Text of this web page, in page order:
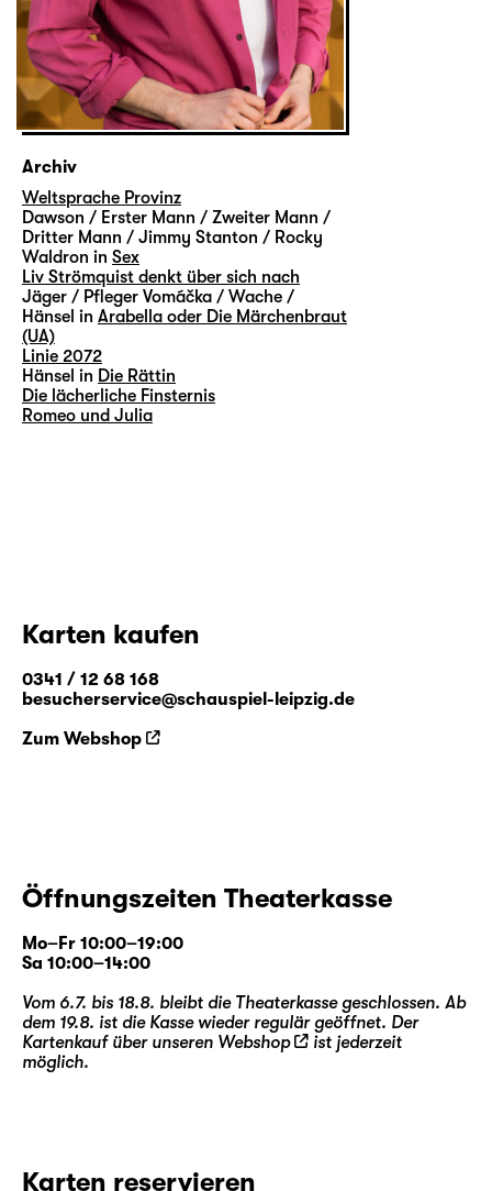
Archiv
Weltsprache Provinz
Dawson / Erster Mann / Zweiter Mann /
Dritter Mann / Jimmy Stanton / Rocky
Waldron in Sex
Liv Strömquist denkt über sich nach
Jäger / Pfleger Vomáčka / Wache /
Hänsel in Arabella oder Die Märchenbraut
(UA)
Linie 2072
Hänsel in Die Rättin
Die lächerliche Finsternis
Romeo und Julia
Karten kaufen
0341 / 12 68 168
besucherservice@schauspiel-leipzig.de
Zum Webshop
Öffnungszeiten Theaterkasse
Mo–Fr 10:00–19:00
Sa 10:00–14:00
Vom 6.7. bis 18.8. bleibt die Theaterkasse geschlossen. Ab
dem 19.8. ist die Kasse wieder regulär geöffnet. Der
Kartenkauf über unseren Webshop
ist jederzeit
möglich.
Karten reservieren